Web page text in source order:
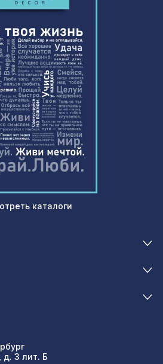
каталоги
3 лит. Б